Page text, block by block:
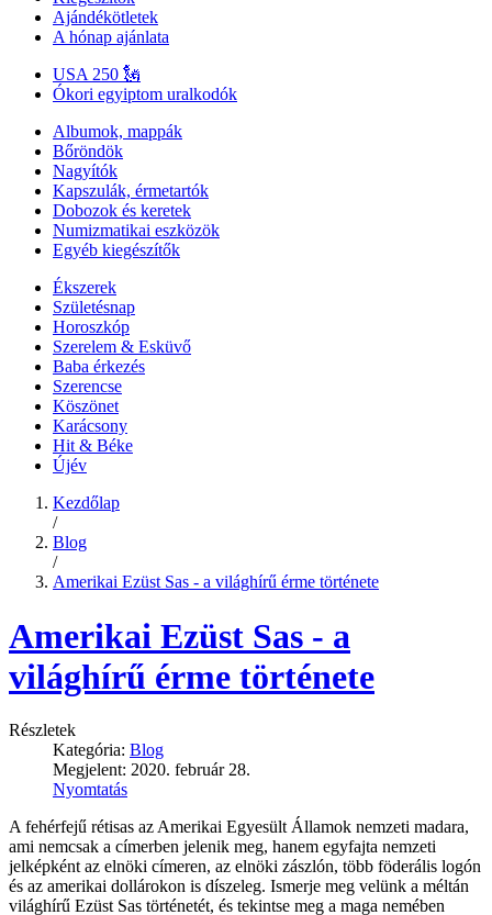
Ajándékötletek
A hónap ajánlata
USA 250 🗽
Ókori egyiptom uralkodók
Albumok, mappák
Bőröndök
Nagyítók
Kapszulák, érmetartók
Dobozok és keretek
Numizmatikai eszközök
Egyéb kiegészítők
Ékszerek
Születésnap
Horoszkóp
Szerelem & Esküvő
Baba érkezés
Szerencse
Köszönet
Karácsony
Hit & Béke
Újév
Kezdőlap
/
Blog
/
Amerikai Ezüst Sas - a világhírű érme története
Amerikai Ezüst Sas - a
világhírű érme története
Részletek
Kategória: Blog
Megjelent: 2020. február 28.
Nyomtatás
A fehérfejű rétisas az Amerikai Egyesült Államok nemzeti madara,
ami nemcsak a címerben jelenik meg, hanem egyfajta nemzeti
jelképként az elnöki címeren, az elnöki zászlón, több föderális logón
és az amerikai dollárokon is díszeleg. Ismerje meg velünk a méltán
világhírű Ezüst Sas történetét, és tekintse meg a maga nemében